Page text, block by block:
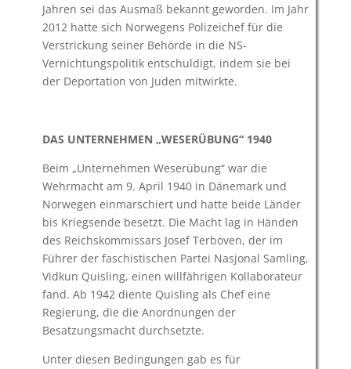
Jahren sei das Ausmaß bekannt geworden. Im Jahr
2012 hatte sich Norwegens Polizeichef für die
Verstrickung seiner Behörde in die NS-
Vernichtungspolitik entschuldigt, indem sie bei
der Deportation von Juden mitwirkte.
DAS UNTERNEHMEN „WESERÜBUNG“ 1940
Beim „Unternehmen Weserübung“ war die
Wehrmacht am 9. April 1940 in Dänemark und
Norwegen einmarschiert und hatte beide Länder
bis Kriegsende besetzt. Die Macht lag in Händen
des Reichskommissars Josef Terboven, der im
Führer der faschistischen Partei Nasjonal Samling,
Vidkun Quisling, einen willfährigen Kollaborateur
fand. Ab 1942 diente Quisling als Chef eine
Regierung, die die Anordnungen der
Besatzungsmacht durchsetzte.
Unter diesen Bedingungen gab es für